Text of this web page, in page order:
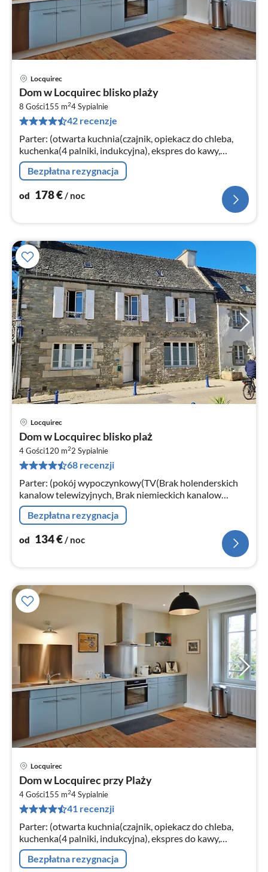
Locquirec
Dom w Locquirec blisko plaży
8 Gości155 m24Sypialnie
42 recenzje
Parter: (otwarta kuchnia(czajnik, opiekacz do chleba,
kuchenka(4 palniki, indukcyjna), ekspres do kawy,
piekarnik, kuchenka mikrofalowa, zmywarka do naczyń,
lodówka)
Bezpłatna rezygnacja
od 178€/ noc
Locquirec
Dom w Locquirec blisko plaż
4 Gości120 m22 Sypialnie
68 recenzji
Parter: (pokój wypoczynkowy(TV(Brak holenderskich
kanalow telewizyjnych, Brak niemieckich kanalow
telewizyjnych), piec(drewno))
Bezpłatna rezygnacja
od 134€/ noc
Locquirec
Dom w Locquirec przy Plaży
4 Gości155 m24Sypialnie
41 recenzji
Parter: (otwarta kuchnia(czajnik, opiekacz do chleba,
kuchenka(4 palniki, indukcyjna), ekspres do kawy,
piekarnik, kuchenka mikrofalowa, zmywarka do naczyń,
lodówka)
Bezpłatna rezygnacja